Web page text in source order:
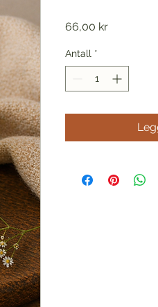
66,00 krPris
Antall *